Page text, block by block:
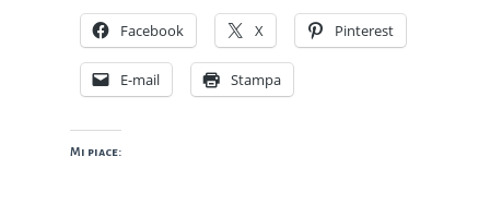
Facebook X Pinterest
E-mail Stampa
Mi piace: